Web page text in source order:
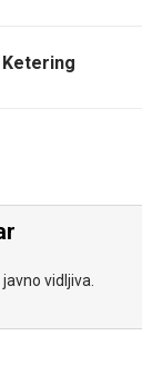
vidljiva.